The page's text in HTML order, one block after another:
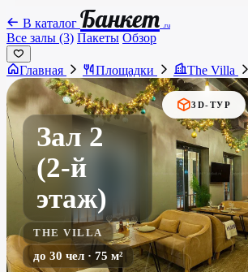
В каталог Банкет .ru
Все залы (3) Пакеты Обзор
Главная Площадки The Villa
Зал 2
(2-й
этаж)
3D-ТУР
THE VILLA
до 30 чел · 75 м²